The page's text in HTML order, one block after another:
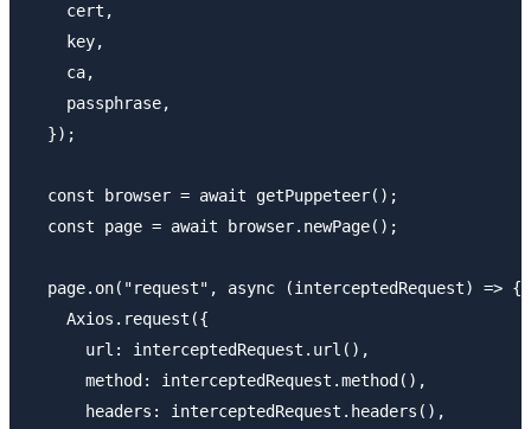
    cert,
    key,
    ca,
    passphrase,
  });
  const browser = await getPuppeteer();
  const page = await browser.newPage();
  page.on("request", async (interceptedRequest) => {
    Axios.request({
      url: interceptedRequest.url(),
      method: interceptedRequest.method(),
      headers: interceptedRequest.headers(),